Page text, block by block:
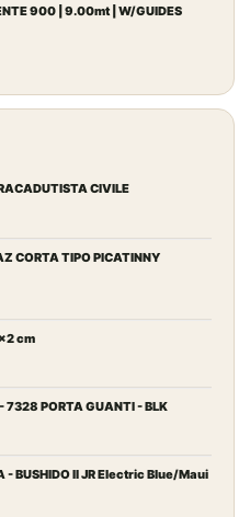
900 | 9.00mt | W/GUIDES
CIVILE
CORTA TIPO PICATINNY
cm
7328 PORTA GUANTI - BLK
- BUSHIDO II JR Electric Blue/Maui